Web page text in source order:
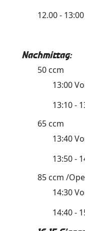
12.00 -
Nachmittag:
50 ccm
13:00
13:10 -
65 ccm
13:40
13:50 -
85 ccm /
14:30
14:40 -